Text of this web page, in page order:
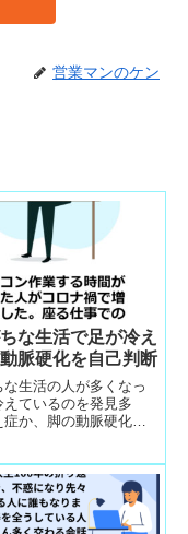
営業マンのケン
な生活で足が冷え
脈硬化を自己判断
な生活の人が多くなっ
えているのを発見多
か、脚の動脈硬化を
自覚できる人に